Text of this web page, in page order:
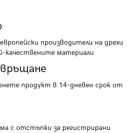
производители на дрехи
качествените материали
продукт в 14-дневен срок от
с отстъпки за регистрирани